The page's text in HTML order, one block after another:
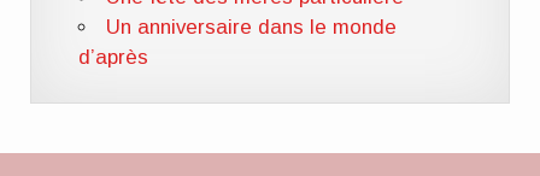
Un anniversaire dans le monde
d’après